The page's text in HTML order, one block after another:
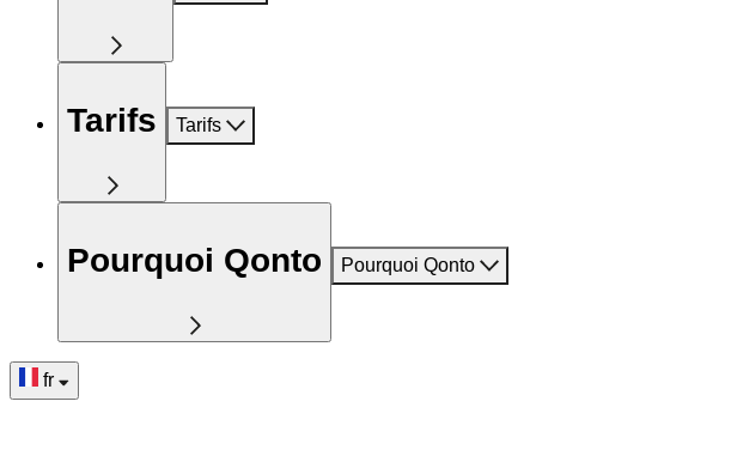
Tarifs Tarifs
Pourquoi Qonto Pourquoi Qonto
fr